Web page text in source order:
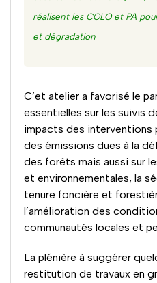
réalisent les COLO et PA
et dégradation
C’et atelier a favorisé le
essentielles sur les suivis
impacts des interventions
des émissions dues à la
des forêts mais aussi sur
et environnementales, la
tenure foncière et
l’amélioration des
communautés locales et
La plénière à suggérer
restitution de travaux en